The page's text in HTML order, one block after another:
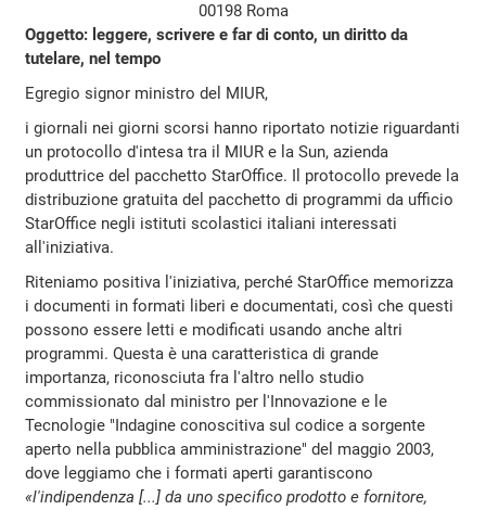
00198 Roma
Oggetto: leggere, scrivere e far di conto, un diritto da
tutelare, nel tempo
Egregio signor ministro del MIUR,
i giornali nei giorni scorsi hanno riportato notizie riguardanti
un protocollo d'intesa tra il MIUR e la Sun, azienda
produttrice del pacchetto StarOffice. Il protocollo prevede la
distribuzione gratuita del pacchetto di programmi da ufficio
StarOffice negli istituti scolastici italiani interessati
all'iniziativa.
Riteniamo positiva l'iniziativa, perché StarOffice memorizza
i documenti in formati liberi e documentati, così che questi
possono essere letti e modificati usando anche altri
programmi. Questa è una caratteristica di grande
importanza, riconosciuta fra l'altro nello studio
commissionato dal ministro per l'Innovazione e le
Tecnologie "Indagine conoscitiva sul codice a sorgente
aperto nella pubblica amministrazione" del maggio 2003,
dove leggiamo che i formati aperti garantiscono
«l'indipendenza [...] da uno specifico prodotto e fornitore,